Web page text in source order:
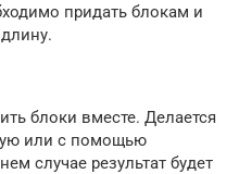
придать блокам и
блоки вместе. Делается
или с помощью
случае результат будет